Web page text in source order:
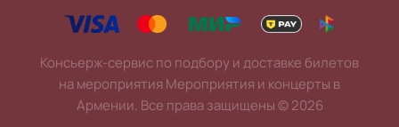
Консьерж-сервис по подбору и доставке билетов
на мероприятия Мероприятия и концерты в
Армении. Все права защищены©2026